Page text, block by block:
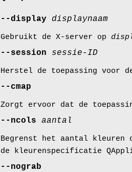
--display displaynaam
Gebruikt de X-server op
--session sessie-ID
Herstel de toepassing voor
--cmap
Zorgt ervoor dat de
--ncols aantal
Begrenst het aantal kleuren
de kleurenspecificatie
--nograb